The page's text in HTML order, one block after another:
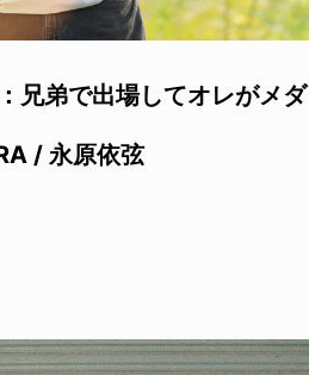
兄弟で出場してオレがメダ
/ 永原依弦